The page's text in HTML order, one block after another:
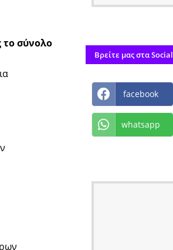
το σύνολο
Βρείτε μας στα Social
facebook
whatsapp